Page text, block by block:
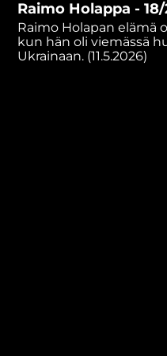
hour,
52
minutes,
59
seconds
Raimo Holappa -
Raimo Holapan elämä
kun hän oli viemässä
Ukrainaan. (11.5.2026)